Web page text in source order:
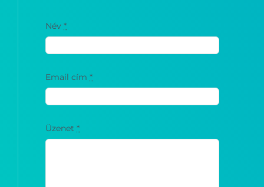
Név*
Email cím*
Üzenet*